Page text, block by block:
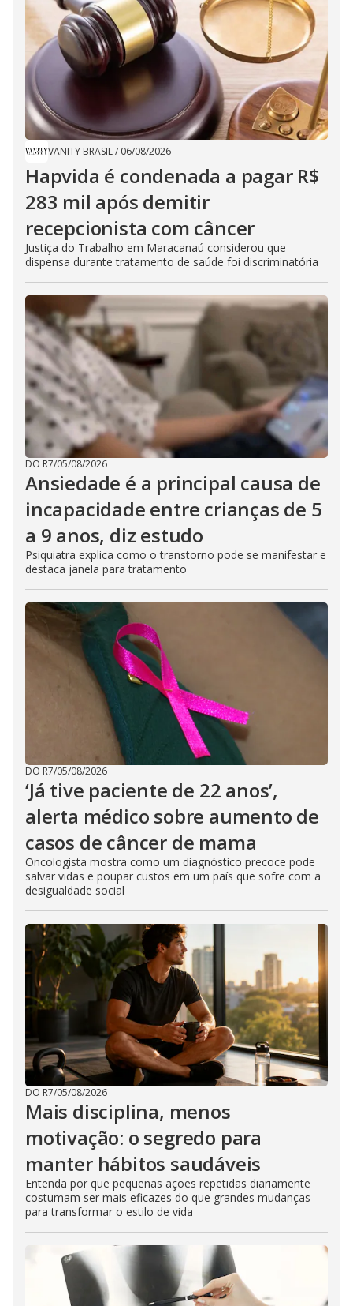
VANITY BRASIL/ 06/08/2026
Hapvida é condenada a pagar R$
283 mil após demitir
recepcionista com câncer
Justiça do Trabalho em Maracanaú considerou que
dispensa durante tratamento de saúde foi discriminatória
DO R7/05/08/2026
Ansiedade é a principal causa de
incapacidade entre crianças de 5
a 9 anos, diz estudo
Psiquiatra explica como o transtorno pode se manifestar e
destaca janela para tratamento
DO R7/05/08/2026
‘Já tive paciente de 22 anos’,
alerta médico sobre aumento de
casos de câncer de mama
Oncologista mostra como um diagnóstico precoce pode
salvar vidas e poupar custos em um país que sofre com a
desigualdade social
DO R7/05/08/2026
Mais disciplina, menos
motivação: o segredo para
manter hábitos saudáveis
Entenda por que pequenas ações repetidas diariamente
costumam ser mais eficazes do que grandes mudanças
para transformar o estilo de vida